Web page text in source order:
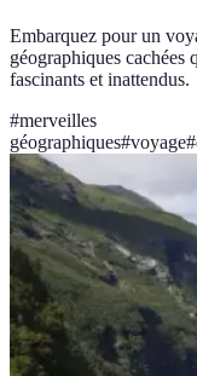
Embarquez pour un
géographiques cachées
fascinants et inattendus.
#merveilles
géographiques#voyage#